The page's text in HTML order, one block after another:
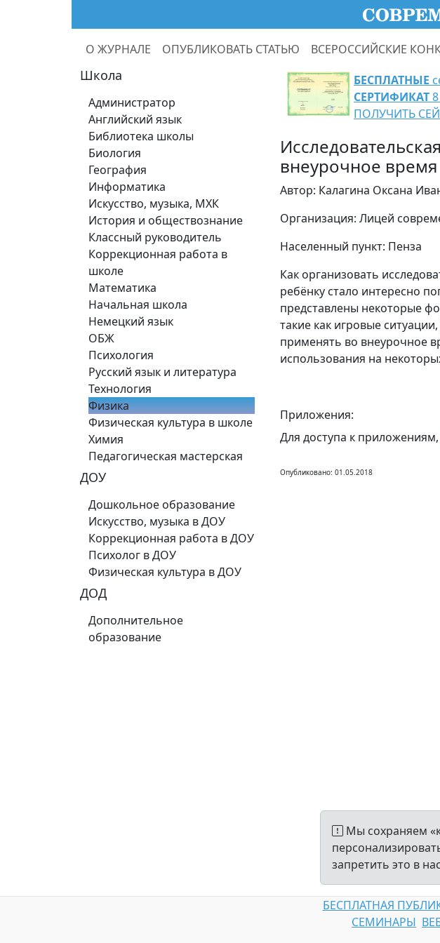
О ЖУРНАЛЕ ОПУБЛИКОВАТЬ СТАТЬЮ ВСЕРОССИЙСКИЕ
Школа
Администратор
Английский язык
Библиотека школы
Биология
География
Информатика
Искусство, музыка, МХК
История и обществознание
Классный руководитель
Коррекционная работа в
школе
Математика
Начальная школа
Немецкий язык
ОБЖ
Психология
Русский язык и литература
Технология
Физика
Физическая культура в школе
Химия
Педагогическая мастерская
ДОУ
Дошкольное образование
Искусство, музыка в ДОУ
Коррекционная работа в ДОУ
Психолог в ДОУ
Физическая культура в ДОУ
ДОД
Дополнительное
образование
БЕСПЛАТНЫЕ
СЕРТИФИКАТ
ПОЛУЧИТЬ
внеурочное время
Автор: Калагина Оксана
Организация: Лицей
Населенный пункт: Пенза
Как организовать
ребёнку стало интересно
представлены некоторые
такие как игровые
применять во внеурочное
использования на
Приложения:
Для доступа к приложениям,
Опубликовано: 01.05.2018
Мы сохраняем
запретить это в
БЕСПЛАТНАЯ
СЕМИНАРЫ